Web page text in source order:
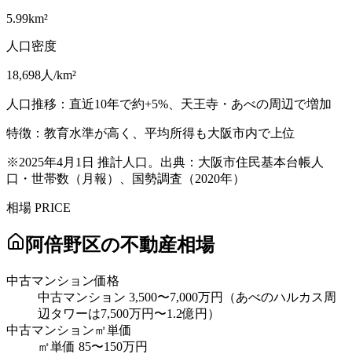
5.99km²
人口密度
18,698人/km²
人口推移： 直近10年で約+5%、天王寺・あべの周辺で増加
特徴： 教育水準が高く、平均所得も大阪市内で上位
※2025年4月1日 推計人口 。出典： 大阪市住民基本台帳人
口・世帯数（月報）
国勢調査（2020年）
相場 PRICE
阿倍野区の不動産相場
中古マンション価格
中古マンション 3,500〜7,000万円（あべのハルカス周
辺タワーは7,500万円〜1.2億円）
中古マンション㎡単価
㎡単価 85〜150万円